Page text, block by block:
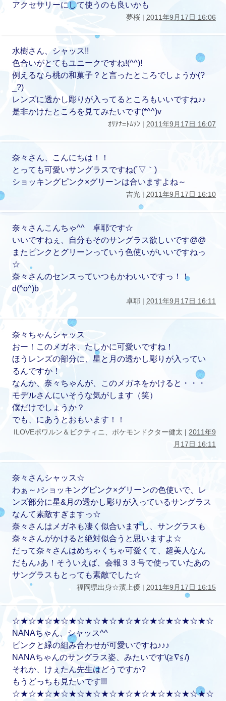
アクセサリーにして使うのも良いかも
夢桜 | 2011年9月17日 16:06
水樹さん、シャッス!!
色合いがとてもユニークですね!(^^)!
例えるなら桃の和菓子？と言ったところでしょうか(?
_?)
レンズに透かし彫りが入ってるところもいいですね♪♪
是非かけたところを見てみたいです(*^^)v
ｵﾘｱﾅ=ﾄﾑｿﾝ | 2011年9月17日 16:07
奈々さん、こんにちは！！
とっても可愛いサングラスですね(´▽｀)
ショッキングピンク×グリーンは合いますよね～
吉光 | 2011年9月17日 16:10
奈々さんこんちゃ^^ 卓耶です☆
いいですねぇ、自分もそのサングラス欲しいです@@
またピンクとグリーンっていう色使いがいいですねっ
☆
奈々さんのセンスっていつもかわいいですっ！！
d(^o^)b
卓耶 | 2011年9月17日 16:11
奈々ちゃんシャッス
おー！このメガネ、たしかに可愛いですね！
ほうレンズの部分に、星と月の透かし彫りが入ってい
るんですか！
なんか、奈々ちゃんが、このメガネをかけると・・・
モデルさんにいそうな気がします（笑）
僕だけでしょうか？
でも、にあうとおもいます！！
ILOVEポワルン＆ビクティニ、ポケモンドクター健太 | 2011年9
月17日 16:11
奈々さんシャッス☆
わぁ～♪ショッキングピンク×グリーンの色使いで、レ
ンズ部分に星&月の透かし彫りが入っているサングラス
なんて素敵すぎますっ☆
奈々さんはメガネも凄く似合いますし、サングラスも
奈々さんがかけると絶対似合うと思いますよ☆
だって奈々さんはめちゃくちゃ可愛くて、超美人なん
だもん♪あ！そういえば、会報３３号で使っていたあの
サングラスもとっても素敵でした☆
福岡県出身☆濱上優 | 2011年9月17日 16:15
☆★☆★☆★☆★☆★☆★☆★☆★☆★☆★☆★☆★☆
NANAちゃん、シャッス^^
ピンクと緑の組み合わせが可愛いですね♪♪♪
NANAちゃんのサングラス姿、みたいです\(≧∇≦/)
それか、けぇたん先生はどうですか?
もうどっちも見たいです!!!
☆★☆★☆★☆★☆★☆★☆★☆★☆★☆★☆★☆★☆